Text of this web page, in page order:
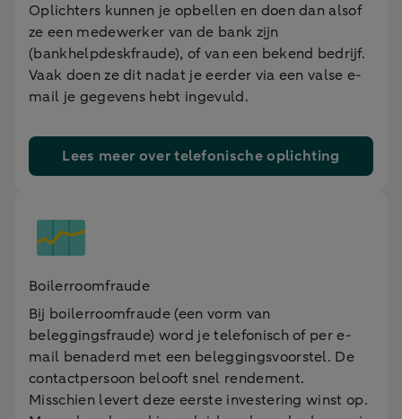
Oplichters kunnen je opbellen en doen dan alsof
ze een medewerker van de bank zijn
(bankhelpdeskfraude), of van een bekend bedrijf.
Vaak doen ze dit nadat je eerder via een valse e-
mail je gegevens hebt ingevuld.
Lees meer over telefonische oplichting
Boilerroomfraude
Bij boilerroomfraude (een vorm van
beleggingsfraude) word je telefonisch of per e-
mail benaderd met een beleggingsvoorstel. De
contactpersoon belooft snel rendement.
Misschien levert deze eerste investering winst op.